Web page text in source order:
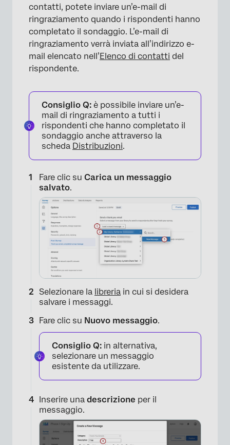
contatti, potete inviare un’e-mail di
ringraziamento quando i rispondenti hanno
completato il sondaggio. L’e-mail di
ringraziamento verrà inviata all’indirizzo e-
mail elencato nell’Elenco di contatti del
rispondente.
Consiglio Q: è possibile inviare un’e-
mail di ringraziamento a tutti i
rispondenti che hanno completato il
sondaggio anche attraverso la
scheda Distribuzioni.
Fare clic su Carica un messaggio
salvato.
Selezionare la libreria in cui si desidera
salvare i messaggi.
Fare clic su Nuovo messaggio.
Consiglio Q: in alternativa,
selezionare un messaggio
esistente da utilizzare.
Inserire una descrizione per il
messaggio.